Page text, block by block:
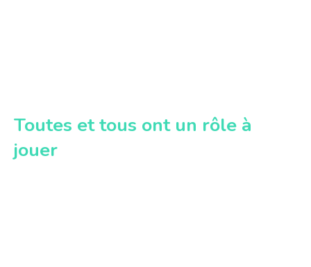
Toutes et tous ont un rôle à
jouer